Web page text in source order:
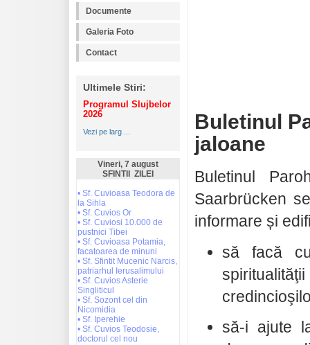
Documente
Galeria Foto
Contact
Ultimele Stiri:
Programul Slujbelor
2026
Vezi pe larg ...
Vineri, 7 august
SFINTII ZILEI
• Sf. Cuvioasa Teodora de
la Sihla
• Sf. Cuvios Or
• Sf. Cuviosi 10.000 de
pustnici Tibei
• Sf. Cuvioasa Potamia,
facatoarea de minuni
• Sf. Sfintit Mucenic Narcis,
patriarhul Ierusalimului
• Sf. Cuvios Asterie
Singliticul
• Sf. Sozont cel din
Nicomidia
• Sf. Iperehie
• Sf. Cuvios Teodosie,
doctorul cel nou
Buletinul
jaloane
Buletinul
Saarbrücken
informare și
să facă
să-i ajute